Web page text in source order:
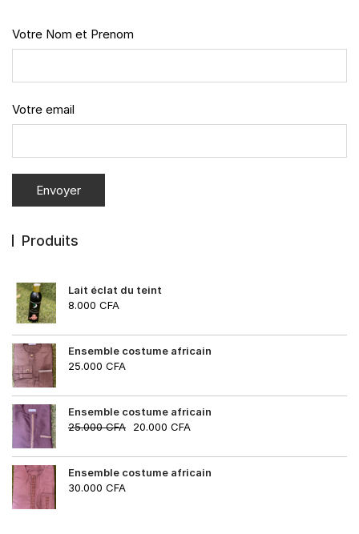
Votre Nom et Prenom
Votre email
Produits
Lait éclat du teint
8.000 CFA
Ensemble costume africain
25.000 CFA
Ensemble costume africain
25.000CFA 20.000 CFA
Ensemble costume africain
30.000 CFA